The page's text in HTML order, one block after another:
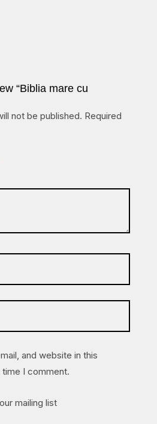
“Biblia mare cu
not be published. Required
and website in this
I comment.
mailing list